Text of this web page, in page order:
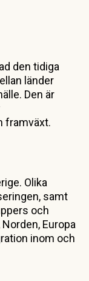
den tidiga
länder
Den är
framväxt.
Olika
samt
och
Europa
inom och